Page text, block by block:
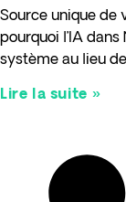
Source unique de
pourquoi l’IA
système au lieu
Lire la suite »